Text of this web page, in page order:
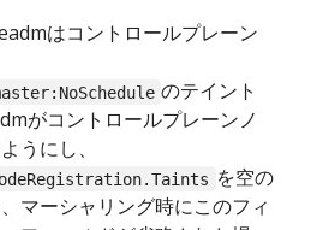
はコントロールプレーン
のテイント
がコントロールプレーンノ
うにし、
を空の
マーシャリング時にこのフィ